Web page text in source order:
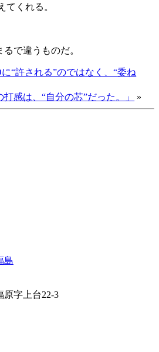
てくれる。
で違うものだ。
“許される”のではなく、“委ね
感は、“自分の芯”だった。」
»
島
原字上台22-3